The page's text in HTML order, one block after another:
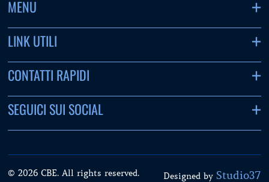
MENU
LINK UTILI
CONTATTI RAPIDI
SEGUICI SUI SOCIAL
© 2026 CBE. All rights reserved. Designed by Studio37